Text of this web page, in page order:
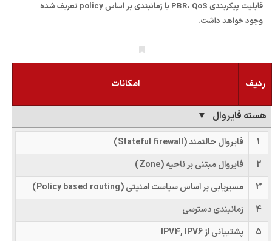
قابلیت پیکربندی PBR، QoS یا زمانبندی بر اساس policy تعریف شده
وجود خواهد داشت.
ردیف امکانات
هسته فایروال
1
فایروال حالتمند (Stateful firewall)
2
فایروال مبتنی بر ناحیه (Zone)
3
مسیریابی بر اساس سیاست امنیتی (Policy based routing)
4
زمانبندی دسترسی
5
پشتیبانی از IPV4, IPV6